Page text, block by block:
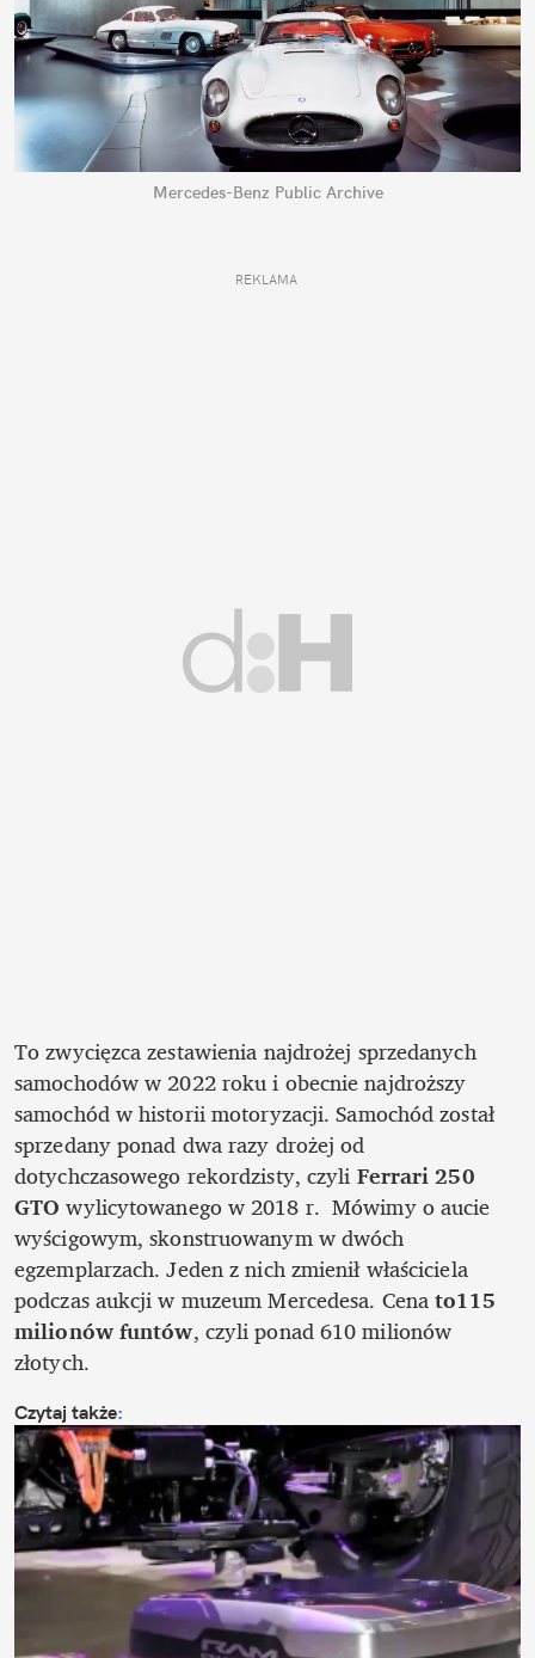
Mercedes-Benz Public Archive
REKLAMA
To zwycięzca zestawienia najdrożej sprzedanych
samochodów w 2022 roku i obecnie najdroższy
samochód w historii motoryzacji. Samochód został
sprzedany ponad dwa razy drożej od
dotychczasowego rekordzisty, czyli Ferrari 250
GTO wylicytowanego w 2018 r.  Mówimy o aucie
wyścigowym, skonstruowanym w dwóch
egzemplarzach. Jeden z nich zmienił właściciela
podczas aukcji w muzeum Mercedesa. Cena to115
milionów funtów, czyli ponad 610 milionów
złotych.
Czytaj także: